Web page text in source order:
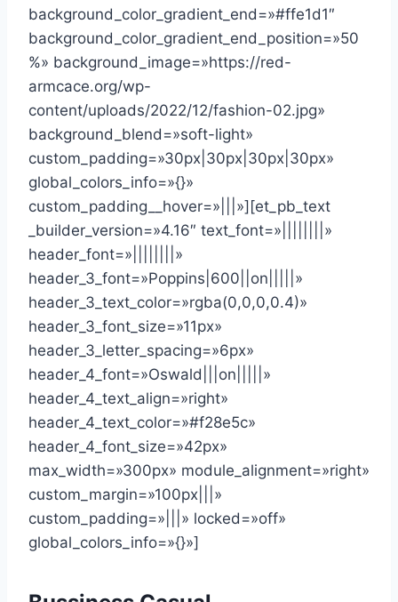
background_color_gradient_end=»#ffe1d1″
background_color_gradient_end_position=»50
%» background_image=»https://red-
armcace.org/wp-
content/uploads/2022/12/fashion-02.jpg»
background_blend=»soft-light»
custom_padding=»30px|30px|30px|30px»
global_colors_info=»{}»
custom_padding__hover=»|||»][et_pb_text
_builder_version=»4.16″ text_font=»||||||||»
header_font=»||||||||»
header_3_font=»Poppins|600||on|||||»
header_3_text_color=»rgba(0,0,0,0.4)»
header_3_font_size=»11px»
header_3_letter_spacing=»6px»
header_4_font=»Oswald|||on|||||»
header_4_text_align=»right»
header_4_text_color=»#f28e5c»
header_4_font_size=»42px»
max_width=»300px» module_alignment=»right»
custom_margin=»100px|||»
custom_padding=»|||» locked=»off»
global_colors_info=»{}»]